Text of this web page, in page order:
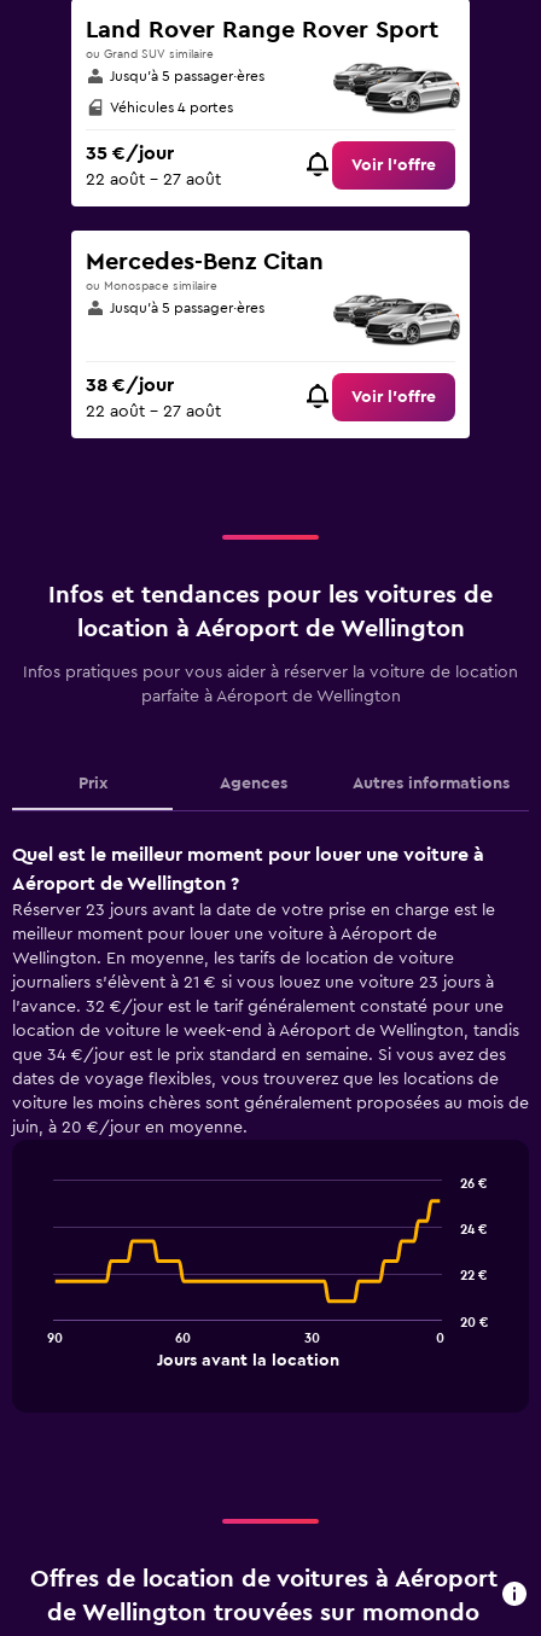
Land Rover Range Rover Sport
ou Grand SUV similaire
Jusqu’à 5 passager·ères
Véhicules 4 portes
35 €/jour
22 août - 27 août
Voir l’offre
Mercedes-Benz Citan
ou Monospace similaire
Jusqu’à 5 passager·ères
38 €/jour
22 août - 27 août
Voir l’offre
Infos et tendances pour les voitures de
location à Aéroport de Wellington
Infos pratiques pour vous aider à réserver la voiture de location
parfaite à Aéroport de Wellington
Prix Agences Autres informations
Quel est le meilleur moment pour louer une voiture à
Aéroport de Wellington ?
Réserver 23 jours avant la date de votre prise en charge est le
meilleur moment pour louer une voiture à Aéroport de
Wellington. En moyenne, les tarifs de location de voiture
journaliers s'élèvent à 21 € si vous louez une voiture 23 jours à
l'avance. 32 €/jour est le tarif généralement constaté pour une
location de voiture le week-end à Aéroport de Wellington, tandis
que 34 €/jour est le prix standard en semaine. Si vous avez des
dates de voyage flexibles, vous trouverez que les locations de
voiture les moins chères sont généralement proposées au mois de
juin, à 20 €/jour en moyenne.
chart
data
The
location.
Range:
91
Jours avant la location
90 60 30 0
20 €
22 €
24 €
26 €
Offres de location de voitures à Aéroport
de Wellington trouvées sur momondo